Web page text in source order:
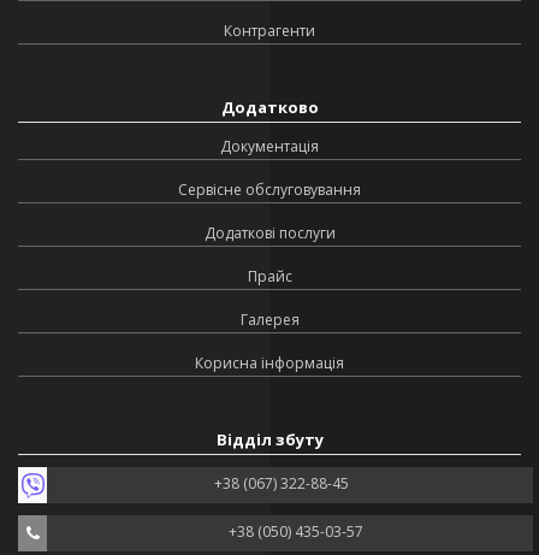
Контрагенти
Додатково
Документація
Сервісне обслуговування
Додаткові послуги
Прайс
Галерея
Корисна інформація
Відділ збуту
+38 (067) 322-88-45
+38 (050) 435-03-57